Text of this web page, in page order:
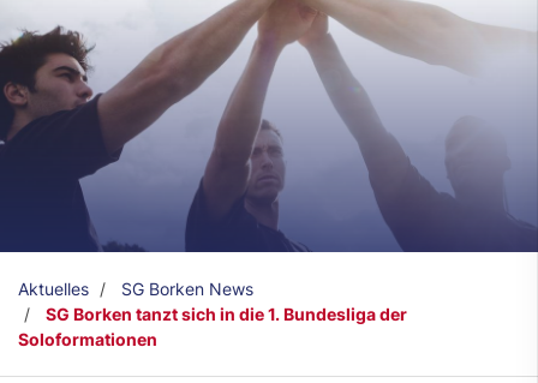
Aktuelles
SG Borken News
SG Borken tanzt sich in die 1. Bundesliga der
Soloformationen